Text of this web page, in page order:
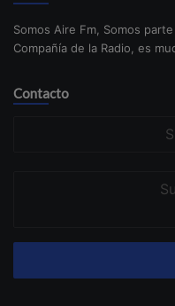
Somos Aire Fm, Somos
Compañía de la Radio, es
Contacto